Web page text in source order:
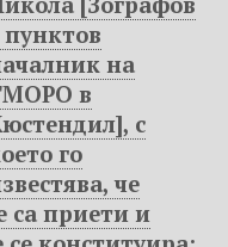
пунктов
на
в
с
го
че
са приети и